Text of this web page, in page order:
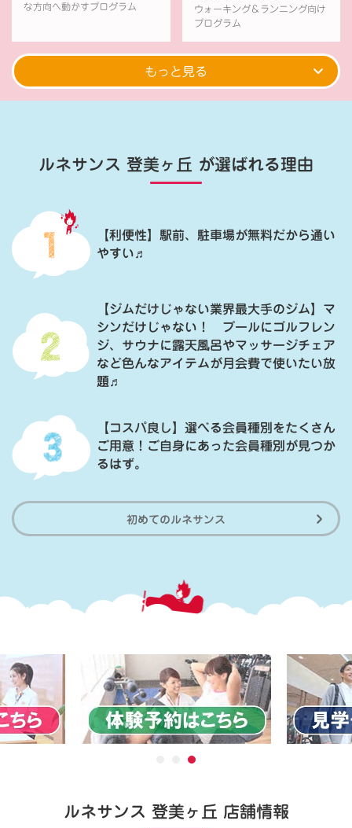
な方向へ動かすプログラム
ウォーキング＆ランニング向け
プログラム
もっと見る
ルネサンス 登美ヶ丘 が選ばれる理由
【利便性】駅前、駐車場が無料だから通い
やすい♬
【ジムだけじゃない業界最大手のジム】マ
シンだけじゃない！ プールにゴルフレン
ジ、サウナに露天風呂やマッサージチェア
など色んなアイテムが月会費で使いたい放
題♬
【コスパ良し】選べる会員種別をたくさん
ご用意！ご自身にあった会員種別が見つか
るはず。
初めてのルネサンス
ルネサンス 登美ヶ丘 店舗情報